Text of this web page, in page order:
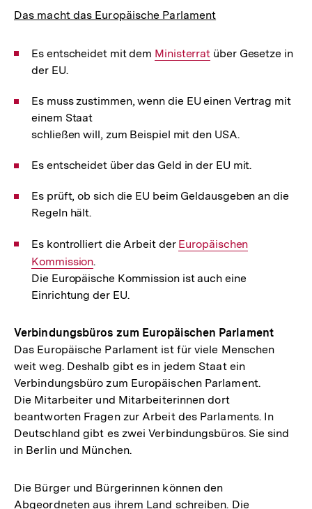
Das macht das Europäische Parlament
Es entscheidet mit dem Interner
Ministerrat über Gesetze in
der EU.
Es muss zustimmen, wenn die EU einen Vertrag mit
einem Staat
schließen will, zum Beispiel mit den USA.
Es entscheidet über das Geld in der EU mit.
Es prüft, ob sich die EU beim Geldausgeben an die
Regeln hält.
Es kontrolliert die Arbeit der Interner
Europäischen
Kommission.
Die Europäische Kommission ist auch eine
Einrichtung der EU.
Verbindungsbüros zum Europäischen Parlament
Das Europäische Parlament ist für viele Menschen
weit weg. Deshalb gibt es in jedem Staat ein
Verbindungsbüro zum Europäischen Parlament.
Die Mitarbeiter und Mitarbeiterinnen dort
beantworten Fragen zur Arbeit des Parlaments. In
Deutschland gibt es zwei Verbindungsbüros. Sie sind
in Berlin und München.
Die Bürger und Bürgerinnen können den
Abgeordneten aus ihrem Land schreiben. Die